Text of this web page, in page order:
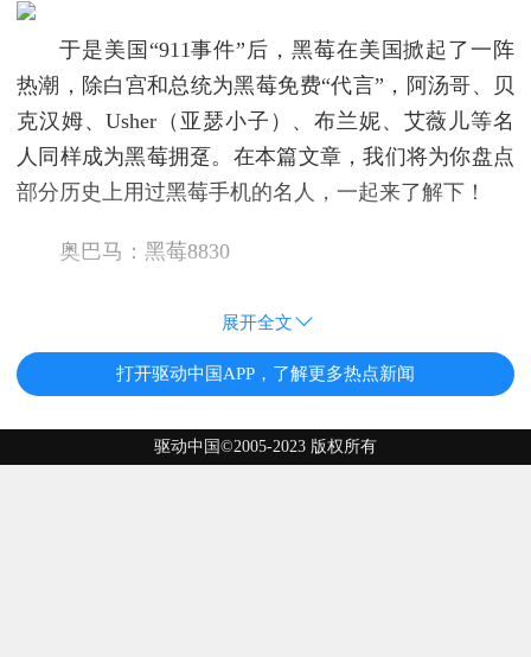
于是美国“911事件”后，黑莓在美国掀起了一阵
热潮，除白宫和总统为黑莓免费“代言”，阿汤哥、贝
克汉姆、Usher（亚瑟小子）、布兰妮、艾薇儿等名
人同样成为黑莓拥趸。在本篇文章，我们将为你盘点
部分历史上用过黑莓手机的名人，一起来了解下！
奥巴马：黑莓8830
展开全文
打开驱动中国APP，了解更多热点新闻
驱动中国©2005-2023 版权所有